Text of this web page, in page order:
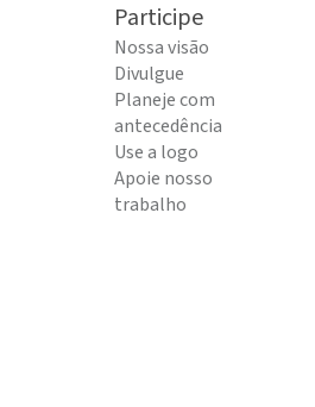
Participe
Nossa visão
Divulgue
Planeje com
antecedência
Use a logo
Apoie nosso
trabalho